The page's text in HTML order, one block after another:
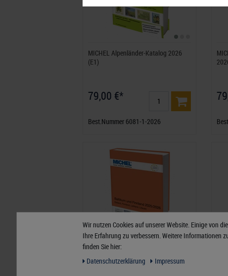
MICHEL Alpenländer-Katalog 2026
(E1)
79,00 €*
Best.Nummer 6081-1-2026
MICHEL Baltikum und Finnland-
Katalog 2025/2026 (E11)
Wir nutzen Cookies auf unserer Website. Einige von
Ihre Erfahrung zu verbessern. Weitere Informationen
finden Sie hier:
Daten­schutz­erklärung
Impressum